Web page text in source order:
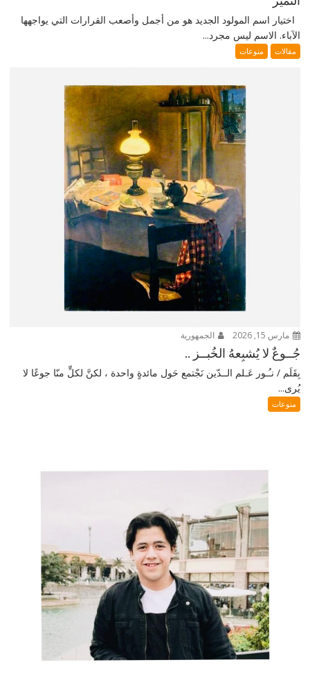
اختيار اسم المولود الجديد هو من أجمل وأصعب القرارات التي يواجهها
الآباء. الاسم ليس مجرد...
مقالات منوعات
مارس 15, 2026 الجمهورية
جُــوعٌ لا يُشبِعهُ الخُبــز ..
بِقَلَم / نـُـور عَـلم الــدّين نَجْتمع حَول مائدةٍ واحدة ، لكنَّ لكلٍّ منّا جوعًا لا
يُرى...
منوعات